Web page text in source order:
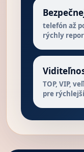
telefón až
rýchly
TOP, VIP,
pre